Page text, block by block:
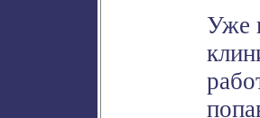
Уже